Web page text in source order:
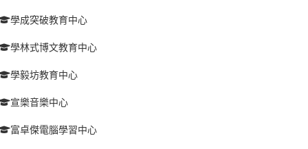
學成突破教育中心
學林式博文教育中心
學毅坊教育中心
宣樂音樂中心
富卓傑電腦學習中心